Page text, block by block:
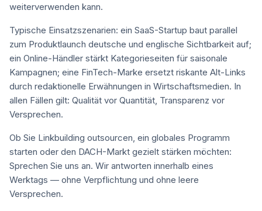
weiterverwenden kann.
Typische Einsatzszenarien: ein SaaS-Startup baut parallel
zum Produktlaunch deutsche und englische Sichtbarkeit auf;
ein Online-Händler stärkt Kategorieseiten für saisonale
Kampagnen; eine FinTech-Marke ersetzt riskante Alt-Links
durch redaktionelle Erwähnungen in Wirtschaftsmedien. In
allen Fällen gilt: Qualität vor Quantität, Transparenz vor
Versprechen.
Ob Sie Linkbuilding outsourcen, ein globales Programm
starten oder den DACH-Markt gezielt stärken möchten:
Sprechen Sie uns an. Wir antworten innerhalb eines
Werktags — ohne Verpflichtung und ohne leere
Versprechen.